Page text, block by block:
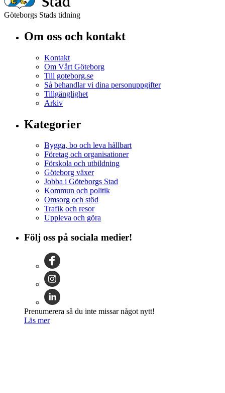
Göteborgs Stads tidning
Om oss och kontakt
Kontakt
Om Vårt Göteborg
Till goteborg.se
Så behandlar vi dina personuppgifter
Tillgänglighet
Arkiv
Kategorier
Bygga, bo och leva hållbart
Företag och organisationer
Förskola och utbildning
Göteborg växer
Jobba i Göteborgs Stad
Kommun och politik
Omsorg och stöd
Trafik och resor
Uppleva och göra
Följ oss på sociala medier!
Prenumerera så du inte missar något nytt!
Läs mer